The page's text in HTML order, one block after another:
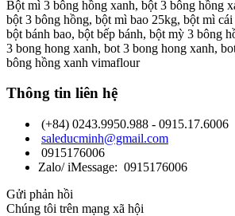
Bột mì 3 bông hồng xanh, bột 3 bông hồng
bột 3 bông hồng, bột mì bao 25kg, bột mì
bột bánh bao, bột bếp bánh, bột mỳ 3 bông
3 bong hong xanh, bot 3 bong hong xanh,
bông hồng xanh vimaflour
Thông tin liên hệ
(+84) 0243.9950.988 - 0915.17.6006
saleducminh@gmail.com
0915176006
Zalo/ iMessage: 0915176006
Gửi phản hồi
Chúng tôi trên mạng xã hội